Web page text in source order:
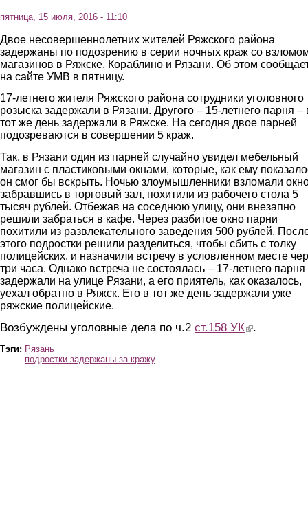
пятница, 15 июля, 2016 - 11:10
Двое несовершеннолетних жителей Ряжского района
задержаны по подозрению в серии ночных краж со
магазинов в Ряжске, Кораблино и Рязани. Об этом
на сайте УМВ в пятницу.
17-летнего жителя Ряжского района сотрудники уголовного
розыска задержали в Рязани. Другого – 15-летнего парня –
тот же день задержали в Ряжске. На сегодня двое парней
подозреваются в совершении 5 краж.
Так, в Рязани один из парней случайно увидел мебельный
магазин с пластиковыми окнами, которые, как ему
он смог бы вскрыть. Ночью злоумышленники взломали
забравшись в торговый зал, похитили из рабочего стола 5
тысяч рублей. Отбежав на соседнюю улицу, они внезапно
решили забраться в кафе. Через разбитое окно парни
похитили из развлекательного заведения 500 рублей.
этого подростки решили разделиться, чтобы сбить с толку
полицейских, и назначили встречу в условленном месте
три часа. Однако встреча не состоялась – 17-летнего парня
задержали на улице Рязани, а его приятель, как оказалось,
уехал обратно в Ряжск. Его в тот же день задержали уже
ряжские полицейские.
Возбуждены уголовные дела по ч.2 ст.158 УК(link is external)
.
Тэги: Рязань
подростки задержаны за кражу